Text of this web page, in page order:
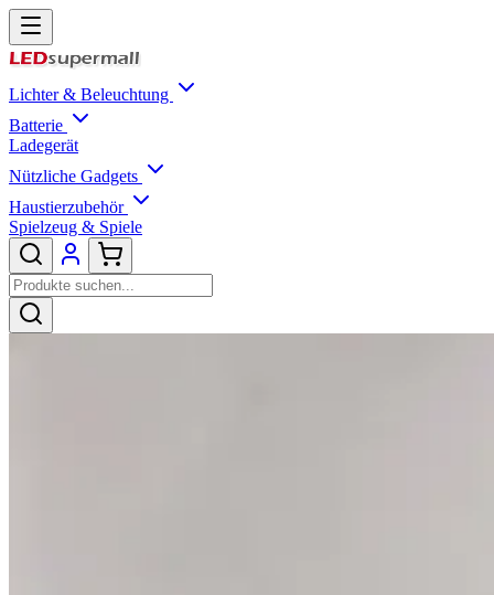
Lichter & Beleuchtung
Batterie
Ladegerät
Nützliche Gadgets
Haustierzubehör
Spielzeug & Spiele